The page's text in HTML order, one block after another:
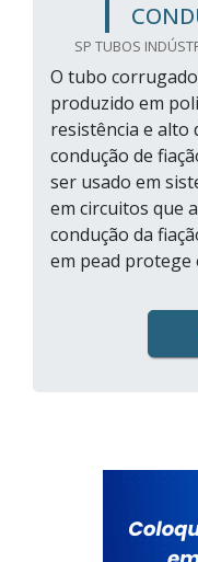
SP TUBOS
O tubo
produzido em
resistência e alto
condução de
ser usado em
em circuitos que
condução da
em pead protege